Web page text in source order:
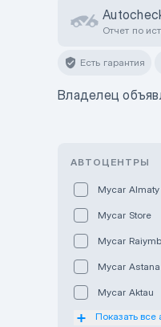
Отчет по
Есть гарантия
Владелец
АВТОЦЕНТРЫ
Mycar Almaty
Mycar Store
Mycar
Mycar Astana
Mycar Aktau
Mycar Uralsk
Показать все